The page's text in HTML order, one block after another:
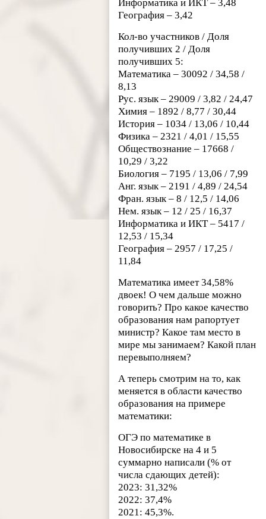
Информатика и ИКТ – 3,48
География – 3,42
Кол-во участников / Доля
получивших 2 / Доля
получивших 5:
Математика – 30092 / 34,58 /
8,13
Рус. язык – 29009 / 3,82 / 24,47
Химия – 1892 / 8,77 / 30,44
История – 1034 / 13,06 / 10,44
Физика – 2321 / 4,01 / 15,55
Обществознание – 17668 /
10,29 / 3,22
Биология – 7195 / 13,06 / 7,99
Анг. язык – 2191 / 4,89 / 24,54
Фран. язык – 8 / 12,5 / 14,06
Нем. язык – 12 / 25 / 16,37
Информатика и ИКТ – 5417 /
12,53 / 15,34
География – 2957 / 17,25 /
11,84
Математика имеет 34,58%
двоек! О чем дальше можно
говорить? Про какое качество
образования нам рапортует
министр? Какое там место в
мире мы занимаем? Какой план
перевыполняем?
А теперь смотрим на то, как
меняется в области качество
образования на примере
математики:
ОГЭ по математике в
Новосибирске на 4 и 5
суммарно написали (% от
числа сдающих детей):
2023: 31,32%
2022: 37,4%
2021: 45,3%.